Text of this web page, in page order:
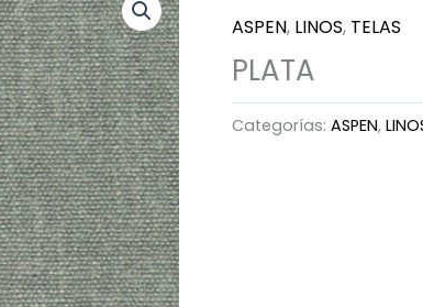
ASPEN, LINOS, TELAS
PLATA
Categorías: ASPEN,